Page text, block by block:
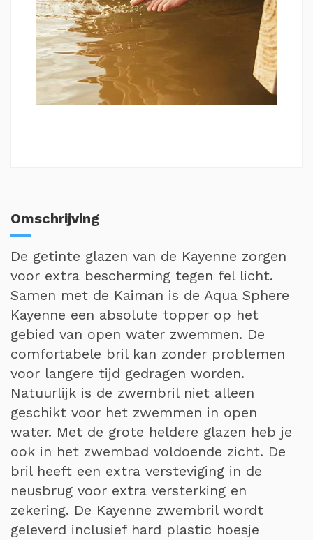
Omschrijving
De getinte glazen van de Kayenne zorgen
voor extra bescherming tegen fel licht.
Samen met de Kaiman is de Aqua Sphere
Kayenne een absolute topper op het
gebied van open water zwemmen. De
comfortabele bril kan zonder problemen
voor langere tijd gedragen worden.
Natuurlijk is de zwembril niet alleen
geschikt voor het zwemmen in open
water. Met de grote heldere glazen heb je
ook in het zwembad voldoende zicht. De
bril heeft een extra versteviging in de
neusbrug voor extra versterking en
zekering. De Kayenne zwembril wordt
geleverd inclusief hard plastic hoesje